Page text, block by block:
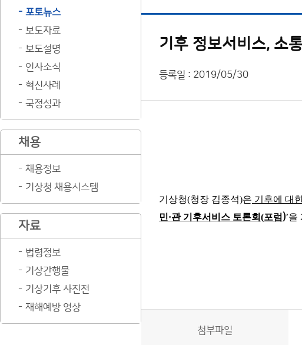
포토뉴스
보도자료
보도설명
인사소식
혁신사례
국정성과
채용
채용정보
기상청 채용시스템
자료
법령정보
기상간행물
기상기후 사진전
재해예방 영상
기후 정보서비스, 소
등록일 : 2019/05/30
기상청(청장 김종석)은 기후에 대
민·관 기후서비스 토론회(포럼 )’을
첨부파일